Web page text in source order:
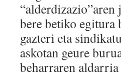
bere betiko egitura
gazteri eta
askotan geure
beharraren